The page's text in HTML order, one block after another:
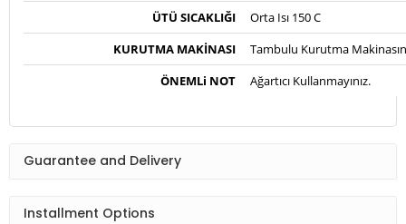
ÜTÜ SICAKLIĞI
Orta Isı 150 C
KURUTMA MAKİNASI
Tambulu Kurutma
ÖNEMLi NOT
Ağartıcı Kullanmayınız.
Guarantee and Delivery
Installment Options